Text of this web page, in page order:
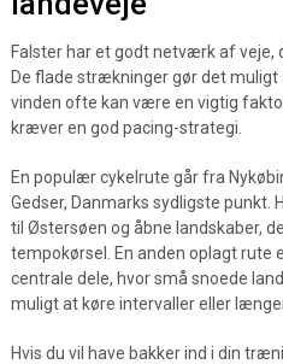
Falster har et godt netværk af veje,
De flade strækninger gør det
vinden ofte kan være en vigtig
kræver en god pacing-strategi.
En populær cykelrute går fra
Gedser, Danmarks sydligste punkt.
til Østersøen og åbne landskaber,
tempokørsel. En anden oplagt rute
centrale dele, hvor små snoede
muligt at køre intervaller eller
Hvis du vil have bakker ind i din